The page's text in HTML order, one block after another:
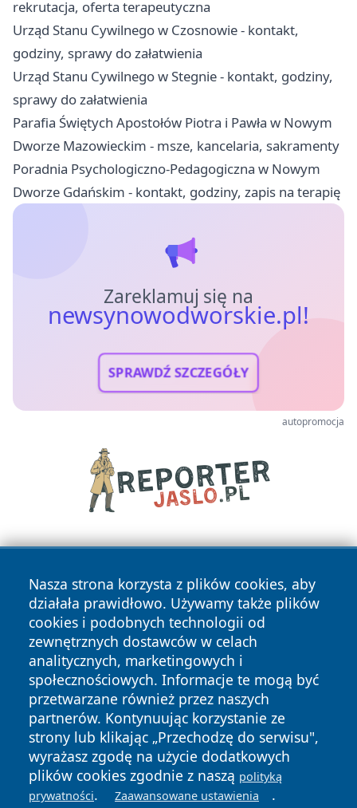
rekrutacja, oferta terapeutyczna
Urząd Stanu Cywilnego w Czosnowie - kontakt,
godziny, sprawy do załatwienia
Urząd Stanu Cywilnego w Stegnie - kontakt, godziny,
sprawy do załatwienia
Parafia Świętych Apostołów Piotra i Pawła w Nowym
Dworze Mazowieckim - msze, kancelaria, sakramenty
Poradnia Psychologiczno-Pedagogiczna w Nowym
Dworze Gdańskim - kontakt, godziny, zapis na terapię
Zareklamuj się na
newsynowodworskie.pl!
SPRAWDŹ SZCZEGÓŁY
autopromocja
Nasza strona korzysta z plików cookies, aby
działała prawidłowo. Używamy także plików
cookies i podobnych technologii od
zewnętrznych dostawców w celach
analitycznych, marketingowych i
społecznościowych. Informacje te mogą być
przetwarzane również przez naszych
partnerów. Kontynuując korzystanie ze
strony lub klikając „Przechodzę do serwisu",
wyrażasz zgodę na użycie dodatkowych
plików cookies zgodnie z naszą polityką
prywatności. Zaawansowane ustawienia .
Copyright © 2026 newsynowodworskie.pl Wszystkie prawa
zastrzeżone.
News Autorzy
Polityka
Prywatności
Polityka
Cookies